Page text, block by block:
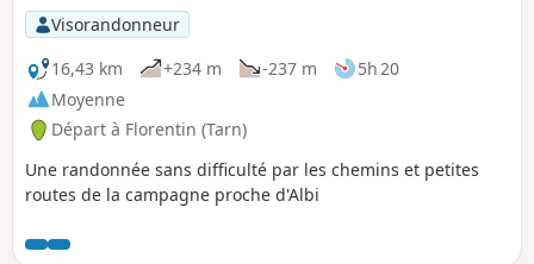
Visorandonneur
16,43 km
+234 m -237 m
5h 20
Moyenne
Départ à Florentin (Tarn)
Une randonnée sans difficulté par les chemins et petites
routes de la campagne proche d'Albi